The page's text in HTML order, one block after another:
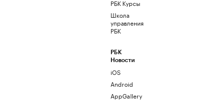
РБК Курсы
Школа
управления
РБК
РБК
Новости
iOS
Android
AppGallery